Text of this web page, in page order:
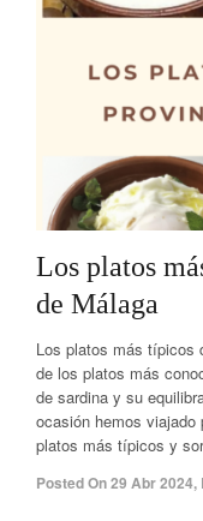
Los platos
de Málaga
Los platos más típicos
de los platos más
de sardina y su
ocasión hemos viajado
platos más típicos y
Posted On29 Abr 2024,